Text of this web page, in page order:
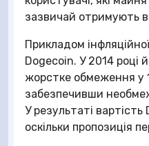
зазвичай отримують
Прикладом
Dogecoin. У 2014 році
жорстке обмеження у
забезпечивши
У результаті вартість
оскільки пропозиція